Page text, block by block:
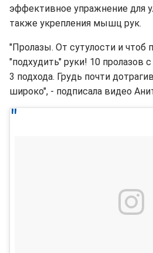
эффективное упражнение для
также укрепления мышц рук.
"Пролазы. От сутулости и чтоб
"подхудить" руки! 10 пролазов
3 подхода. Грудь почти
широко", - подписала видео